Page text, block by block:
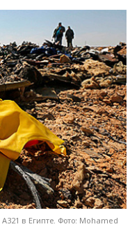
в Египте. Фото: Mohamed